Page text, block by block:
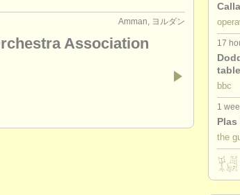
Amman, ヨルダン
Association
17
bbc
1
the